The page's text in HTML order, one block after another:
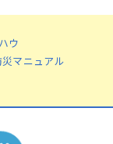
ウ
マニュアル